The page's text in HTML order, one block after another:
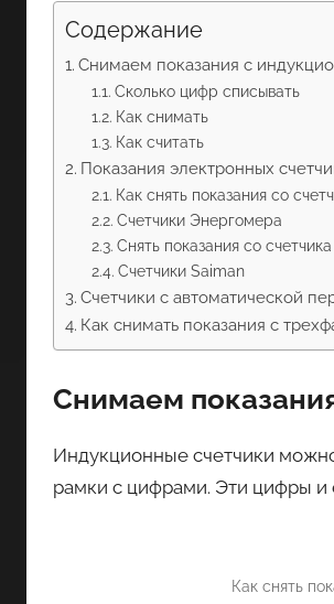
Содержание
Снимаем показания с
Сколько цифр списывать
Как снимать
Как считать
Показания электронных
Как снять показания со
Счетчики Энергомера
Снять показания со
Счетчики Saiman
Счетчики с автоматической
Как снимать показания с
Снимаем
Индукционные счетчики
рамки с цифрами. Эти цифры и
Как снять